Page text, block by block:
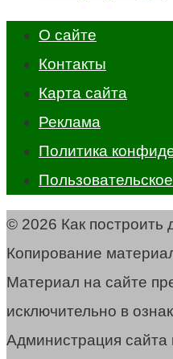
О сайте
Контакты
Карта сайта
Реклама
Политика
© 2026 Как построить
Копирование
Материал на сайте
исключительно в
Администрация сайта